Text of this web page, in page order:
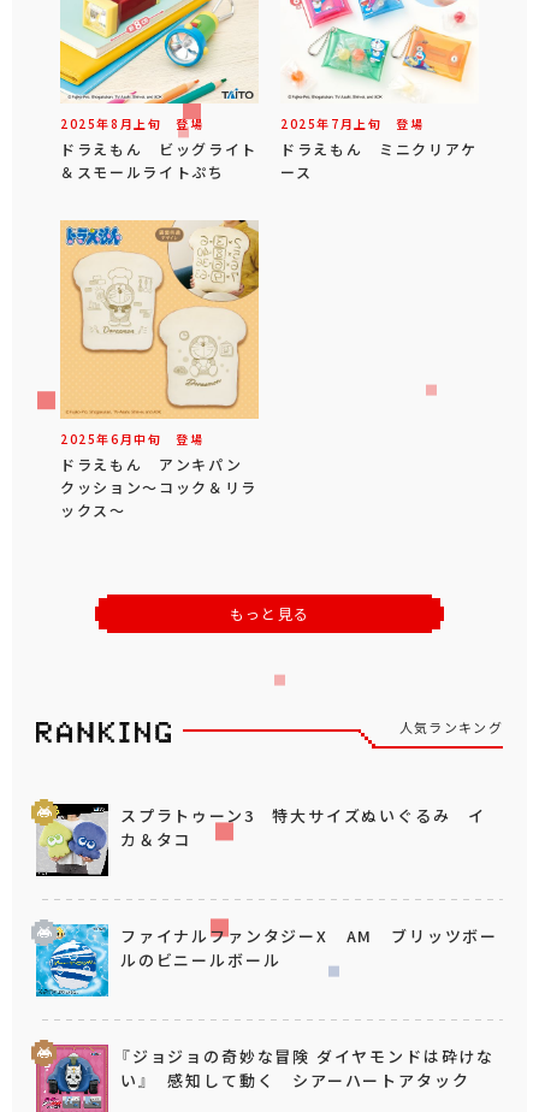
2025年8 月 上旬 登場
ドラえもん ビッグライト
＆スモールライトぷち
2025年 7 月 上旬 登場
ドラえもん ミニクリアケ
ース
2025年6 月中旬 登場
ドラえもん アンキパン
クッション～コック＆リラ
ックス～
もっと見る
人気ランキング
スプラトゥーン3 特大サイズぬいぐるみ イ
カ＆タコ
ファイナルファンタジーX AM ブリッツボー
ルのビニールボール
『ジョジョの奇妙な冒険 ダイヤモンドは砕けな
い』 感知して動く シアーハートアタック